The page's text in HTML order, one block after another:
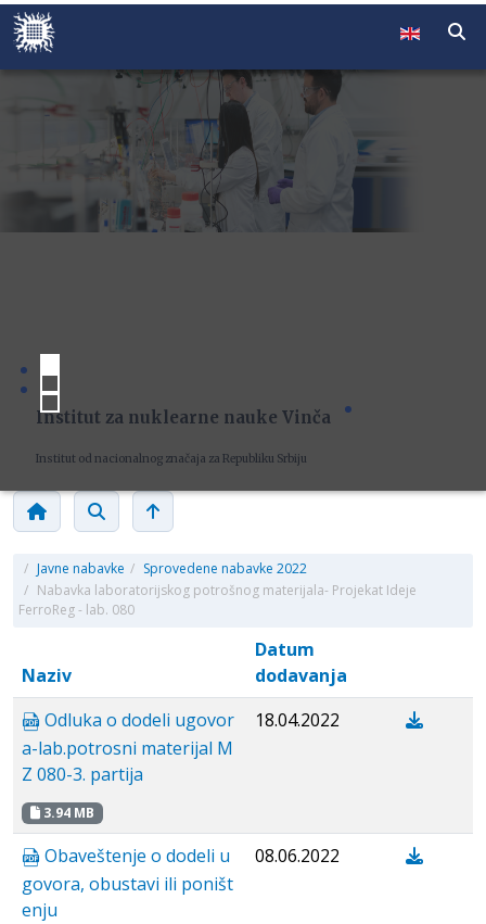
Institut za nuklearne nauke Vinča
Institut od nacionalnog značaja za Republiku Srbiju
/ Javne nabavke / Sprovedene nabavke 2022
/ Nabavka laboratorijskog potrošnog materijala- Projekat Ideje
FerroReg - lab. 080
Naziv
Datum
dodavanja
Odluka o dodeli ugovor
a-lab.potrosni materijal M
Z 080-3. partija
3.94 MB
18.04.2022
Obaveštenje o dodeli u
govora, obustavi ili poništ
enju
08.06.2022